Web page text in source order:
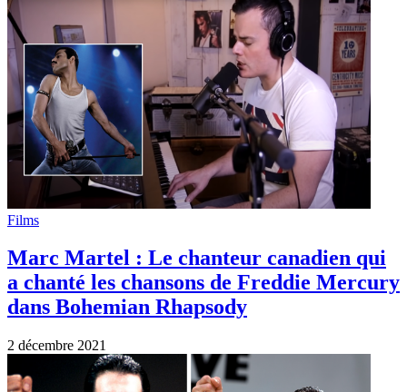
Films
Marc Martel : Le chanteur canadien qui
a chanté les chansons de Freddie Mercury
dans Bohemian Rhapsody
2 décembre 2021